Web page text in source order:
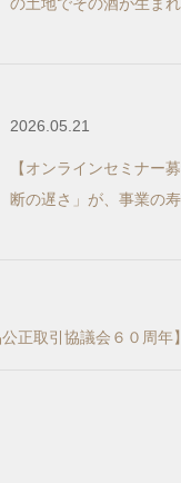
2026.05.21
【オンラインセミナー
断の遅さ」が、事業の
正取引協議会６０周年】